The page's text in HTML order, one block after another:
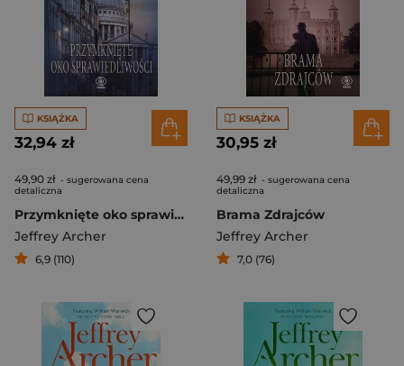
KSIĄŻKA
32,94 zł
49,90 zł - sugerowana cena
detaliczna
Przymknięte oko sprawiedliwości
Jeffrey Archer
6,9 (110)
KSIĄŻKA
30,95 zł
49,99 zł - sugerowana cena
detaliczna
Brama Zdrajców
Jeffrey Archer
7,0 (76)